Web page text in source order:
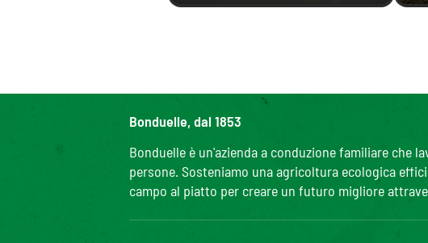
Bonduelle, dal 1853
Bonduelle è un'azienda a conduzione familiare che
persone. Sosteniamo una agricoltura ecologica
campo al piatto per creare un futuro migliore